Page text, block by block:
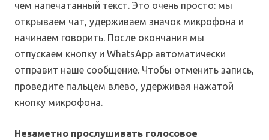
чем напечатанный текст. Это очень просто: мы
открываем чат, удерживаем значок микрофона и
начинаем говорить. После окончания мы
отпускаем кнопку и WhatsApp автоматически
отправит наше сообщение. Чтобы отменить запись,
проведите пальцем влево, удерживая нажатой
кнопку микрофона.
Незаметно прослушивать голосовое